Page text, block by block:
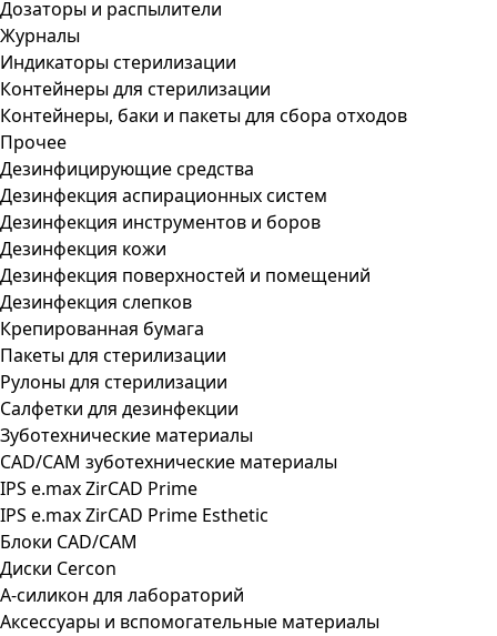
Дозаторы и распылители
Журналы
Индикаторы стерилизации
Контейнеры для стерилизации
Контейнеры, баки и пакеты для сбора отходов
Прочее
Дезинфицирующие средства
Дезинфекция аспирационных систем
Дезинфекция инструментов и боров
Дезинфекция кожи
Дезинфекция поверхностей и помещений
Дезинфекция слепков
Крепированная бумага
Пакеты для стерилизации
Рулоны для стерилизации
Салфетки для дезинфекции
Зуботехнические материалы
CAD/CAM зуботехнические материалы
IPS e.max ZirCAD Prime
IPS e.max ZirCAD Prime Esthetic
Блоки CAD/CAM
Диски Cercon
А-силикон для лабораторий
Аксессуары и вспомогательные материалы